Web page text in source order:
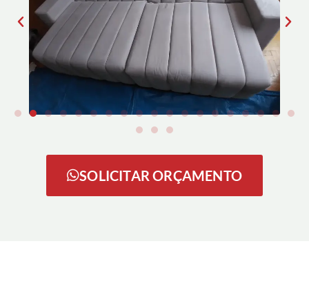
SOLICITAR ORÇAMENTO